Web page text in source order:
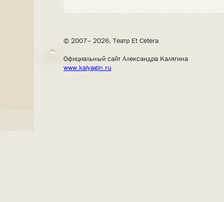
© 2007– 2026, Театр Et Cetera
Официальный сайт Александра Калягина
www.kalyagin.ru